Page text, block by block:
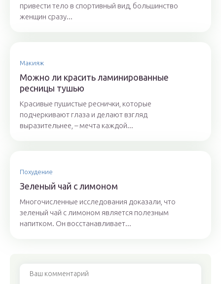
привести тело в спортивный вид, большинство
женщин сразу...
Макияж
Можно ли красить ламинированные
ресницы тушью
Красивые пушистые реснички, которые
подчеркивают глаза и делают взгляд
выразительнее, – мечта каждой...
Похудение
Зеленый чай с лимоном
Многочисленные исследования доказали, что
зеленый чай с лимоном является полезным
напитком. Он восстанавливает...